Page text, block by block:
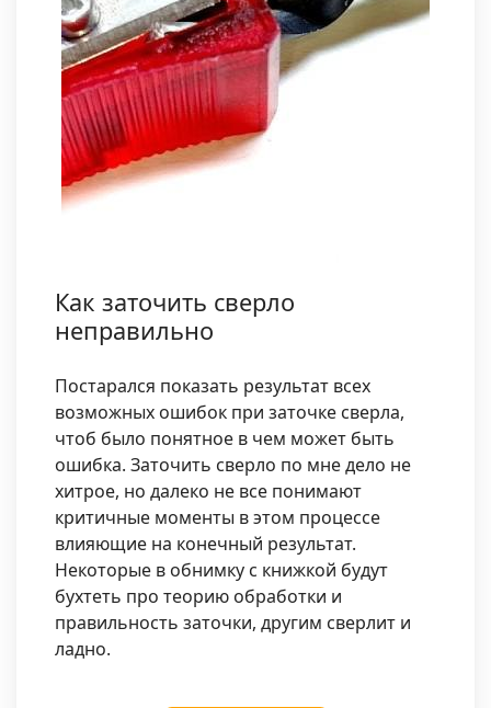
Как заточить сверло
неправильно
Постарался показать результат всех
возможных ошибок при заточке сверла,
чтоб было понятное в чем может быть
ошибка. Заточить сверло по мне дело не
хитрое, но далеко не все понимают
критичные моменты в этом процессе
влияющие на конечный результат.
Некоторые в обнимку с книжкой будут
бухтеть про теорию обработки и
правильность заточки, другим сверлит и
ладно.